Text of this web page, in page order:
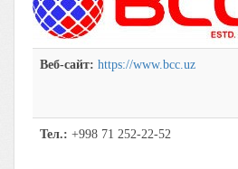
Веб-сайт: https://www.bcc.uz
Тел.: +998 71 252-22-52